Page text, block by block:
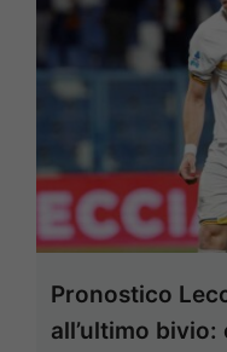
Pronostico
all’ultimo